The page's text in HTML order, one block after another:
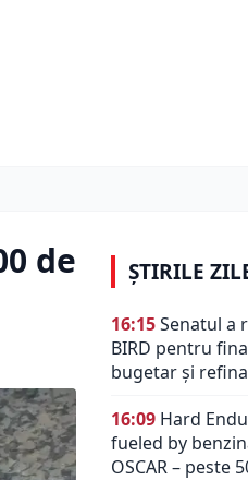
de
ȘTIRILE
16:15Senatul a
BIRD pentru
bugetar și
16:09 Hard
fueled by
OSCAR – peste